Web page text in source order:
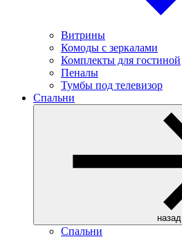
Витрины
Комоды с зеркалами
Комплекты для гостиной
Пеналы
Тумбы под телевизор
Спальни
назад
Спальни